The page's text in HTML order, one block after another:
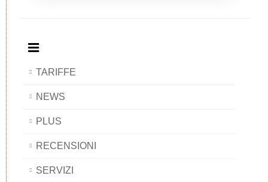
TARIFFE
NEWS
PLUS
RECENSIONI
SERVIZI